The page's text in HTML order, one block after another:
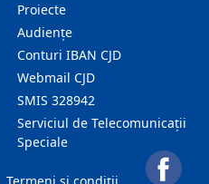
Proiecte
Audienţe
Conturi IBAN CJD
Webmail CJD
SMIS 328942
Serviciul de Telecomunicații
Speciale